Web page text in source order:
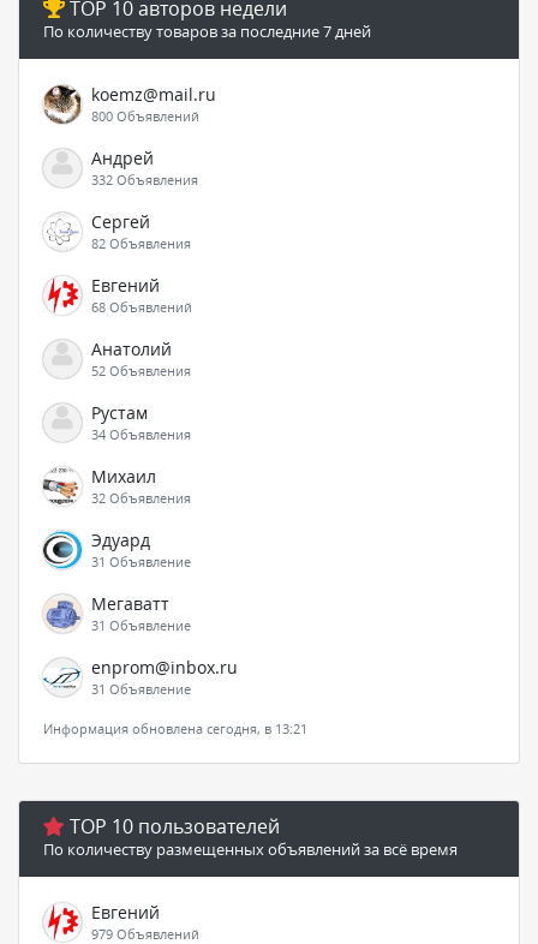
TOP 10 авторов недели
По количеству товаров за последние 7 дней
koemz@mail.ru
800 Объявлений
Андрей
332 Объявления
Сергей
82 Объявления
Евгений
68 Объявлений
Анатолий
52 Объявления
Рустам
34 Объявления
Михаил
32 Объявления
Эдуард
31 Объявление
Мегаватт
31 Объявление
enprom@inbox.ru
31 Объявление
Информация обновлена сегодня, в 13:21
TOP 10 пользователей
По количеству размещенных объявлений за всё время
Евгений
979 Объявлений